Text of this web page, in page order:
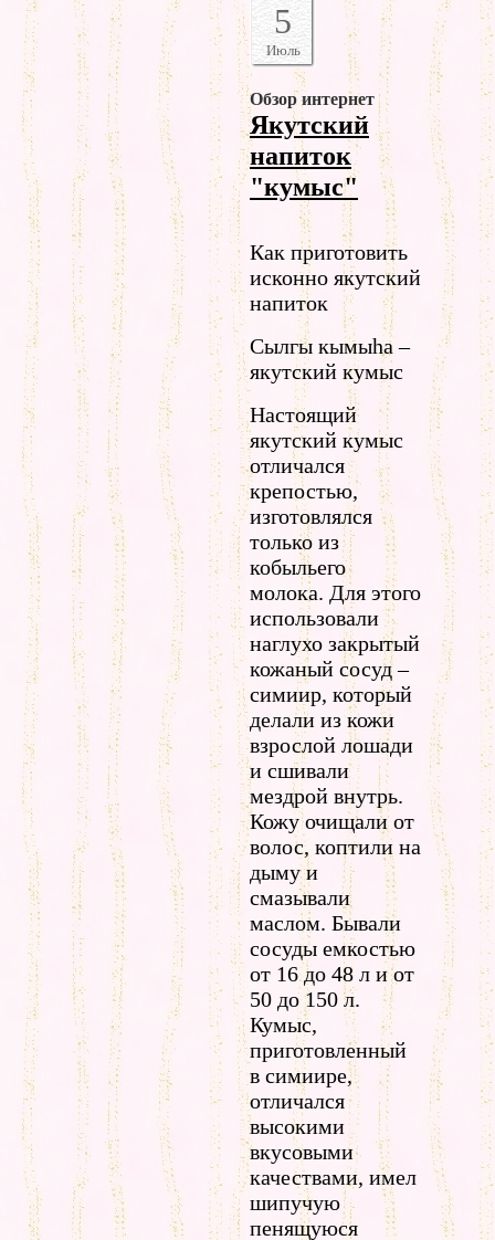
5
Июль
Обзор интернет
Якутский
напиток
"кумыс"
Как приготовить
исконно якутский
напиток
Сылгы кымыhа –
якутский кумыс
Настоящий
якутский кумыс
отличался
крепостью,
изготовлялся
только из
кобыльего
молока. Для этого
использовали
наглухо закрытый
кожаный сосуд –
симиир, который
делали из кожи
взрослой лошади
и сшивали
мездрой внутрь.
Кожу очищали от
волос, коптили на
дыму и
смазывали
маслом. Бывали
сосуды емкостью
от 16 до 48 л и от
50 до 150 л.
Кумыс,
приготовленный
в симиире,
отличался
высокими
вкусовыми
качествами, имел
шипучую
пенящуюся